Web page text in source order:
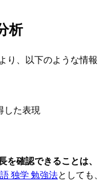
析
り、以下のような情報
した表現
を確認できることは、
独学 勉強法としても、